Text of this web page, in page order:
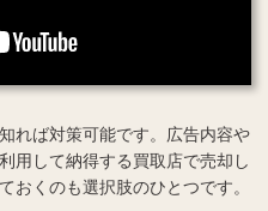
れば対策可能です。広告内容や
用して納得する買取店で売却し
おくのも選択肢のひとつです。